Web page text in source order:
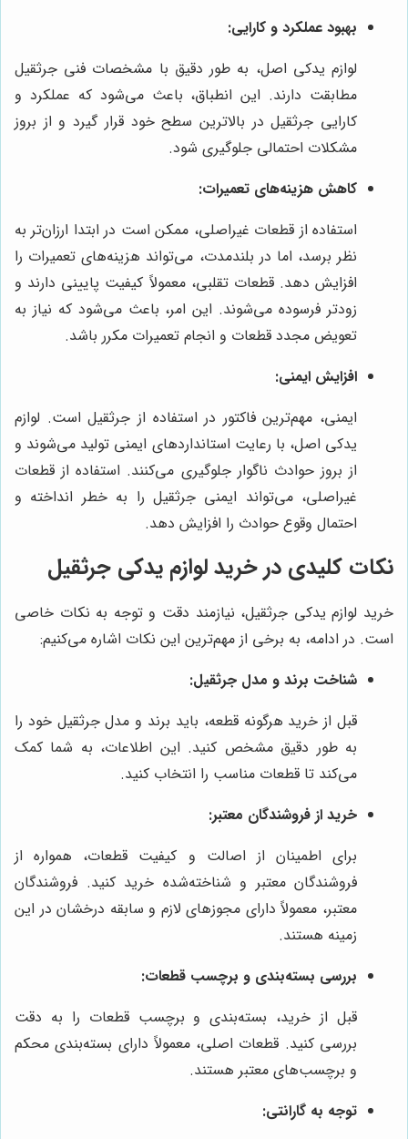
بهبود عملکرد و کارایی:
لوازم یدکی اصل، به طور دقیق با مشخصات فنی جرثقیل
مطابقت دارند. این انطباق، باعث می‌شود که عملکرد و
کارایی جرثقیل در بالاترین سطح خود قرار گیرد و از بروز
مشکلات احتمالی جلوگیری شود.
کاهش هزینه‌های تعمیرات:
استفاده از قطعات غیراصلی، ممکن است در ابتدا ارزان‌تر به
نظر برسد، اما در بلندمدت، می‌تواند هزینه‌های تعمیرات را
افزایش دهد. قطعات تقلبی، معمولاً کیفیت پایینی دارند و
زودتر فرسوده می‌شوند. این امر، باعث می‌شود که نیاز به
تعویض مجدد قطعات و انجام تعمیرات مکرر باشد.
افزایش ایمنی:
ایمنی، مهم‌ترین فاکتور در استفاده از جرثقیل است. لوازم
یدکی اصل، با رعایت استانداردهای ایمنی تولید می‌شوند و
از بروز حوادث ناگوار جلوگیری می‌کنند. استفاده از قطعات
غیراصلی، می‌تواند ایمنی جرثقیل را به خطر انداخته و
احتمال وقوع حوادث را افزایش دهد.
نکات کلیدی در خرید لوازم یدکی جرثقیل
خرید لوازم یدکی جرثقیل، نیازمند دقت و توجه به نکات خاصی
است. در ادامه، به برخی از مهم‌ترین این نکات اشاره می‌کنیم:
شناخت برند و مدل جرثقیل:
قبل از خرید هرگونه قطعه، باید برند و مدل جرثقیل خود را
به طور دقیق مشخص کنید. این اطلاعات، به شما کمک
می‌کند تا قطعات مناسب را انتخاب کنید.
خرید از فروشندگان معتبر:
برای اطمینان از اصالت و کیفیت قطعات، همواره از
فروشندگان معتبر و شناخته‌شده خرید کنید. فروشندگان
معتبر، معمولاً دارای مجوزهای لازم و سابقه درخشان در این
زمینه هستند.
بررسی بسته‌بندی و برچسب قطعات:
قبل از خرید، بسته‌بندی و برچسب قطعات را به دقت
بررسی کنید. قطعات اصلی، معمولاً دارای بسته‌بندی محکم
و برچسب‌های معتبر هستند.
توجه به گارانتی: